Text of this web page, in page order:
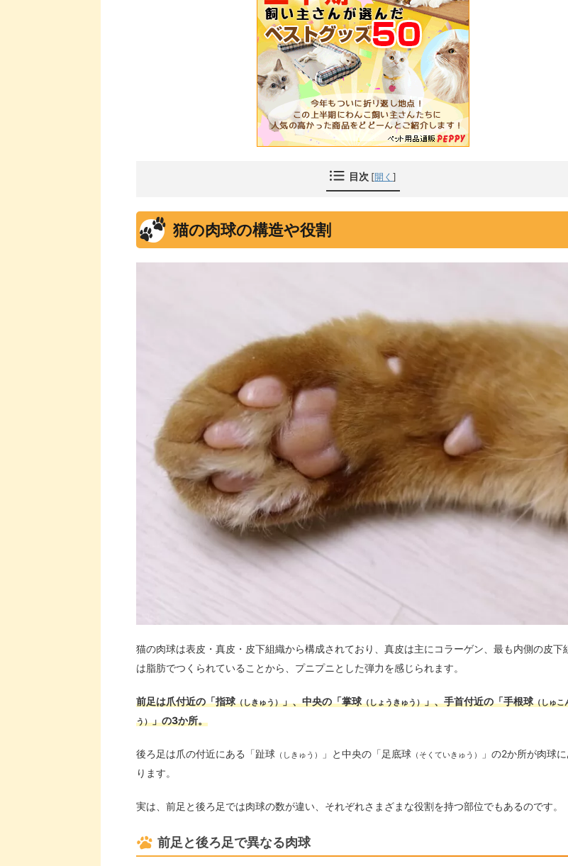
目次 [開く ]
猫の肉球の構造や役割
猫の肉球は表皮・真皮・皮下組織から構成されており、真皮は主にコラーゲン、最も内側の皮下
は脂肪でつくられていることから、プニプニとした弾力を感じられます。
前足は爪付近の「指球（しきゅう）」、中央の「掌球（しょうきゅう）」、手首付近の「手根球（しゅこ
う）」の3か所。
後ろ足は爪の付近にある「趾球 （しきゅう） 」と中央の「足底球 （そくていきゅう）
」の2か所が肉球
ります。
実は、前足と後ろ足では肉球の数が違い、それぞれさまざまな役割を持つ部位でもあるのです。
前足と後ろ足で異なる肉球